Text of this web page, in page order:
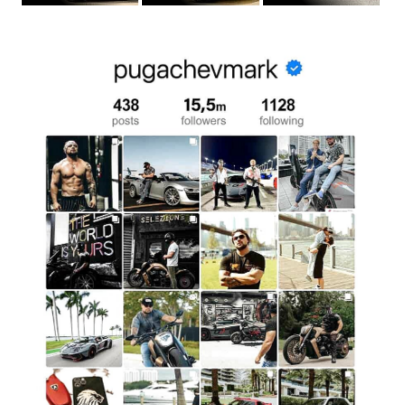
ideal para una sesión de fotos en Los Ángeles.
Sorprender A Tu Pareja Con Un Regalo Lujoso
Imagina sorprender a tu pareja alquilando un Rolls-Royce
para una ocasión especial. Este detalle demuestra atención
y cariño, elevando el ánimo del momento y creando nuevos
y maravillosos recuerdos para ambos.
Darte Un Gusto Para Disfrutar De Nuevas
Emociones
A veces es necesario mimarse y salir de la rutina. Alquilar un
Rolls-Royce es la manera perfecta de hacer algo diferente,
sentir la libertad y el poder de conducir un automóvil de lujo
por las calles de Los Ángeles. Añade emociones intensas y
disfruta cada momento al volante de este coche de
ensueño.